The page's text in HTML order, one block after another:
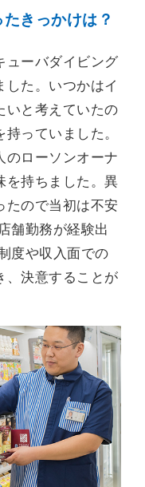
きっかけは？
ューバダイビング
した。いつかはイ
いと考えていたの
っていました。
のローソンオーナ
を持ちました。異
たので当初は不安
舗勤務が経験出
度や収入面での
、決意することが